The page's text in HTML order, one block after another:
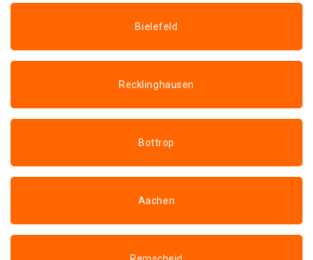
Bielefeld
Recklinghausen
Bottrop
Aachen